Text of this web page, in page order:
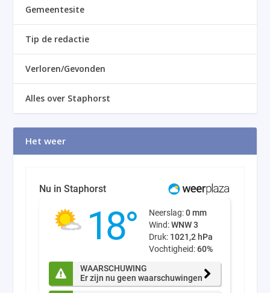
Gemeentesite
Tip de redactie
Verloren/Gevonden
Alles over Staphorst
Het weer